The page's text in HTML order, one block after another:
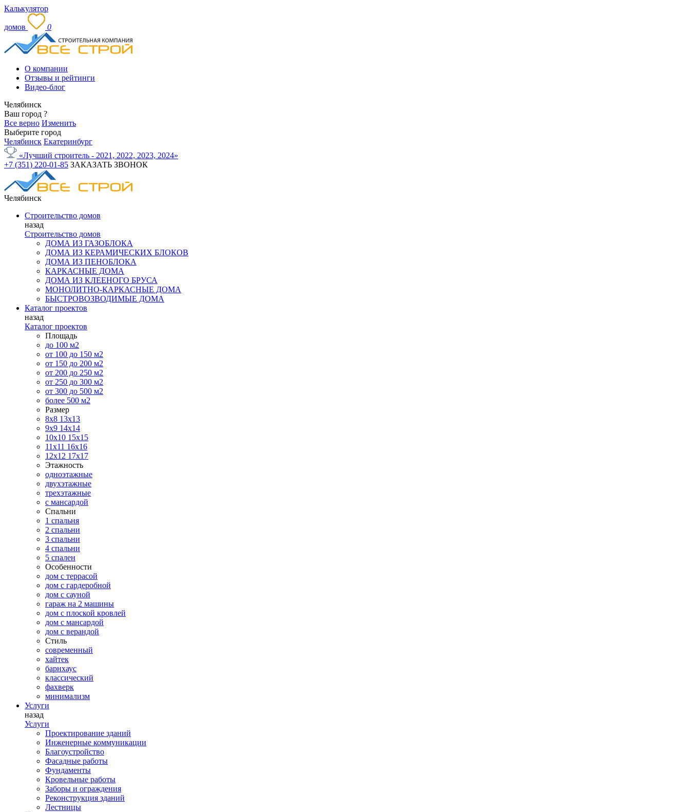
Калькулятор
домов 0
О компании
Отзывы и рейтинги
Видео-блог
Челябинск
Ваш город ?
Все верно Изменить
Выберите город
Челябинск Екатеринбург
«Лучший строитель - 2021, 2022, 2023, 2024»
+7 (351) 220-01-85 ЗАКАЗАТЬ ЗВОНОК
Челябинск
Строительство домов
назад
Строительство домов
ДОМА ИЗ ГАЗОБЛОКА
ДОМА ИЗ КЕРАМИЧЕСКИХ БЛОКОВ
ДОМА ИЗ ПЕНОБЛОКА
КАРКАСНЫЕ ДОМА
ДОМА ИЗ КЛЕЕНОГО БРУСА
МОНОЛИТНО-КАРКАСНЫЕ ДОМА
БЫСТРОВОЗВОДИМЫЕ ДОМА
Каталог проектов
назад
Каталог проектов
Площадь
до 100 м2
от 100 до 150 м2
от 150 до 200 м2
от 200 до 250 м2
от 250 до 300 м2
от 300 до 500 м2
более 500 м2
Размер
8х8 13х13
9х9 14х14
10х10 15х15
11x11 16х16
12х12 17х17
Этажность
одноэтажные
двухэтажные
трехэтажные
с мансардой
Спальни
1 спальня
2 спальни
3 спальни
4 спальни
5 спален
Особенности
дом с террасой
дом с гардеробной
дом с сауной
гараж на 2 машины
дом с плоской кровлей
дом с мансардой
дом с верандой
Стиль
современный
хайтек
барнхаус
классический
фахверк
минимализм
Услуги
назад
Услуги
Проектирование зданий
Инженерные коммуникации
Благоустройство
Фасадные работы
Фундаменты
Кровельные работы
Заборы и ограждения
Реконструкция зданий
Лестницы